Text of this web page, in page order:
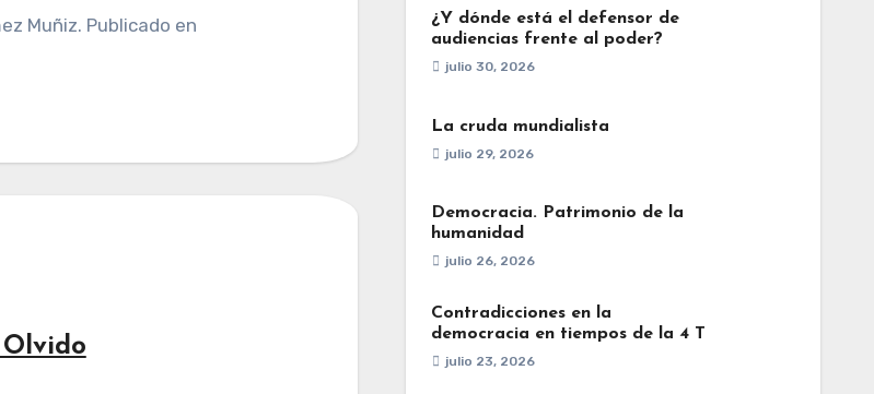
¿Y dónde está el defensor de
audiencias frente al poder?
julio 30, 2026
La cruda mundialista
julio 29, 2026
Democracia. Patrimonio de la
humanidad
julio 26, 2026
Contradicciones en la
democracia en tiempos de la 4 T
julio 23, 2026